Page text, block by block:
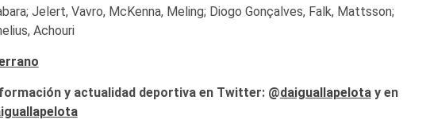
Jelert, Vavro, McKenna, Meling; Diogo Gonçalves, Falk, Mattsson;
Achouri
y actualidad deportiva en Twitter: @daiguallapelotay en